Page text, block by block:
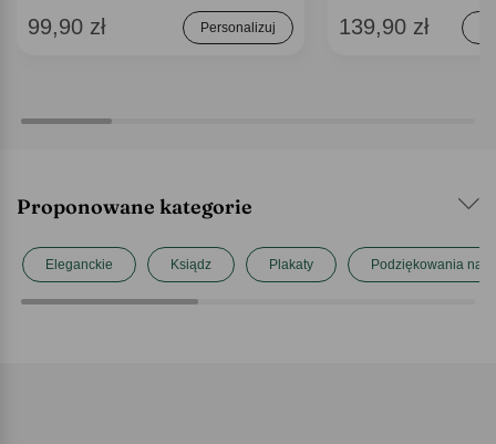
99,90 zł Personalizuj 139,90 zł
Proponowane kategorie
Eleganckie Ksiądz Plakaty Podziękowania na